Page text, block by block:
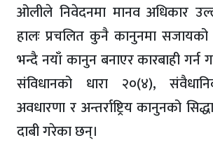
ओलीले निवेदनमा मानव अधिकार
हालः प्रचलित कुनै कानुनमा
भन्दै नयाँ कानुन बनाएर कारबाही गर्न
संविधानको धारा २०(४),
अवधारणा र अन्तर्राष्ट्रिय कानुनको
दाबी गरेका छन्।